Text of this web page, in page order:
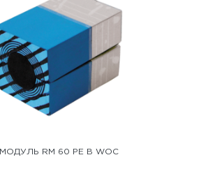
МОДУЛЬ RM 60 PE B WOC